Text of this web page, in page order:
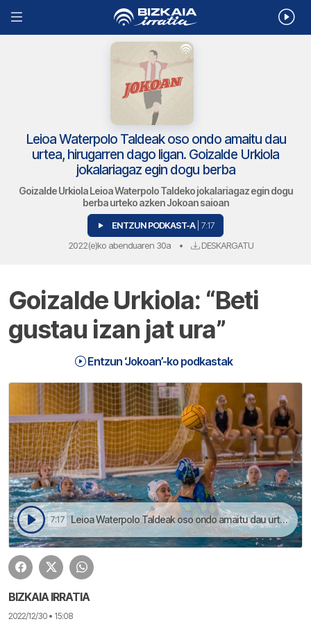
Leioa Waterpolo Taldeak oso ondo amaitu dau
urtea, hirugarren dago ligan. Goizalde Urkiola
jokalariagaz egin dogu berba
Goizalde Urkiola Leioa Waterpolo Taldeko jokalariagaz egin dogu
berba urteko azken Jokoan saioan
ENTZUN PODKAST-A | 7:17
2022(e)ko abenduaren 30a • DESKARGATU
Goizalde Urkiola: “Beti
gustau izan jat ura”
Entzun ‘Jokoan’-ko podkastak
7:17 Leioa Waterpolo Taldeak oso ondo amaitu dau urtea, hirugarren dago ligan. Goizalde Urkiola jokalariagaz egin dogu berba | Jokoan
BIZKAIA IRRATIA
2022/12/30 • 15:08